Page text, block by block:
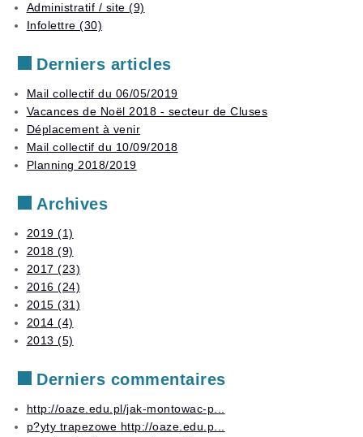
Stages
en
aux
examens
Autres
services
Anacours
descolarisés
Déduction
d’impôt
Liste
Stages
Administratif / site (9)
Infolettre (30)
Derniers articles
Mail collectif du 06/05/2019
Vacances de Noël 2018 - secteur de Cluses
Déplacement à venir
Mail collectif du 10/09/2018
Planning 2018/2019
Archives
2019 (1)
2018 (9)
2017 (23)
2016 (24)
2015 (31)
2014 (4)
2013 (5)
Derniers commentaires
http://oaze.edu.pl/jak-montowac-p...
p?yty trapezowe http://oaze.edu.p...